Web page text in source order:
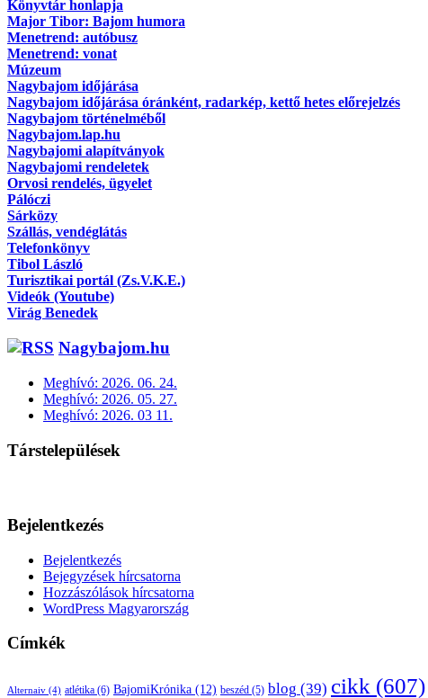
Könyvtár honlapja
Major Tibor: Bajom humora
Menetrend: autóbusz
Menetrend: vonat
Múzeum
Nagybajom időjárása
Nagybajom időjárása óránként, radarkép, kettő hetes előrejelzés
Nagybajom történelméből
Nagybajom.lap.hu
Nagybajomi alapítványok
Nagybajomi rendeletek
Orvosi rendelés, ügyelet
Pálóczi
Sárközy
Szállás, vendéglátás
Telefonkönyv
Tibol László
Turisztikai portál (Zs.V.K.E.)
Videók (Youtube)
Virág Benedek
Nagybajom.hu
Meghívó: 2026. 06. 24.
Meghívó: 2026. 05. 27.
Meghívó: 2026. 03 11.
Társtelepülések
Bejelentkezés
Bejelentkezés
Bejegyzések hírcsatorna
Hozzászólások hírcsatorna
WordPress Magyarország
Címkék
Alternaiv (4) atlétika (6) BajomiKrónika (12) beszéd (5) blog (39) cikk (607)